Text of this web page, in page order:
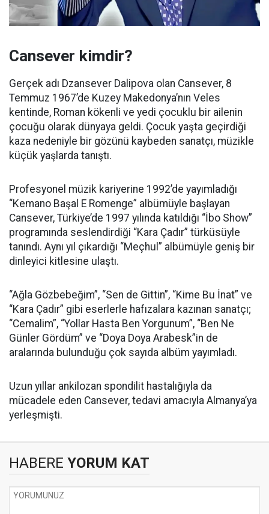
Cansever kimdir?
Gerçek adı Dzansever Dalipova olan Cansever, 8
Temmuz 1967’de Kuzey Makedonya’nın Veles
kentinde, Roman kökenli ve yedi çocuklu bir ailenin
çocuğu olarak dünyaya geldi. Çocuk yaşta geçirdiği
kaza nedeniyle bir gözünü kaybeden sanatçı, müzikle
küçük yaşlarda tanıştı.
Profesyonel müzik kariyerine 1992’de yayımladığı
“Kemano Başal E Romenge” albümüyle başlayan
Cansever, Türkiye’de 1997 yılında katıldığı “İbo Show”
programında seslendirdiği “Kara Çadır” türküsüyle
tanındı. Aynı yıl çıkardığı “Meçhul” albümüyle geniş bir
dinleyici kitlesine ulaştı.
“Ağla Gözbebeğim”, “Sen de Gittin”, “Kime Bu İnat” ve
“Kara Çadır” gibi eserlerle hafızalara kazınan sanatçı;
“Cemalim”, “Yollar Hasta Ben Yorgunum”, “Ben Ne
Günler Gördüm” ve “Doya Doya Arabesk”in de
aralarında bulunduğu çok sayıda albüm yayımladı.
Uzun yıllar ankilozan spondilit hastalığıyla da
mücadele eden Cansever, tedavi amacıyla Almanya’ya
yerleşmişti.
HABERE YORUM KAT